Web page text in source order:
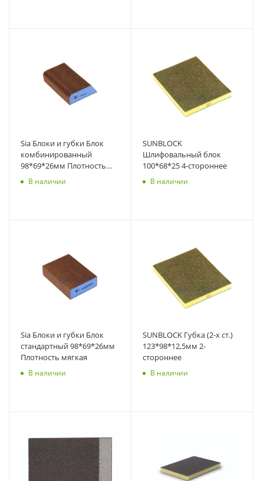
Sia Блоки и губки Блок
комбинированный
98*69*26мм Плотность
мягкая
В наличии
SUNBLOCK
Шлифовальный блок
100*68*25 4-стороннее
В наличии
Sia Блоки и губки Блок
стандартный 98*69*26мм
Плотность мягкая
В наличии
SUNBLOCK Губка (2-х ст.)
123*98*12,5мм 2-
стороннее
В наличии